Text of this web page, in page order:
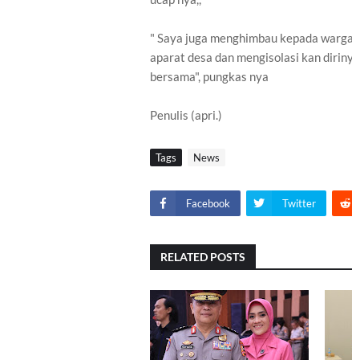
" Saya juga menghimbau kepada
aparat desa dan mengisolasi kan
bersama", pungkas nya
Penulis (apri.)
Tags News
Facebook Twitter
RELATED POSTS